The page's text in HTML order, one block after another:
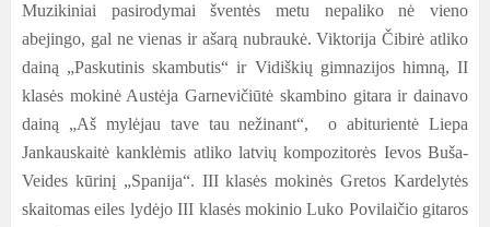
Muzikiniai pasirodymai šventės metu nepaliko nė vieno
abejingo, gal ne vienas ir ašarą nubraukė. Viktorija Čibirė atliko
dainą „Paskutinis skambutis“ ir Vidiškių gimnazijos himną, II
klasės mokinė Austėja Garnevičiūtė skambino gitara ir dainavo
dainą „Aš mylėjau tave tau nežinant“, o abiturientė Liepa
Jankauskaitė kanklėmis atliko latvių kompozitorės Ievos Buša-
Veides kūrinį „Spanija“. III klasės mokinės Gretos Kardelytės
skaitomas eiles lydėjo III klasės mokinio Luko Povilaičio gitaros